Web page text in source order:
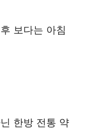
보다는 아침
한방 전통 약